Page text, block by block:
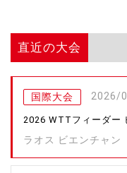
直近の大会
国際大会 2026/
2026 WTTフィーダー
ラオス ビエンチャン